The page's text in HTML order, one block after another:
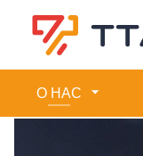
О НАС